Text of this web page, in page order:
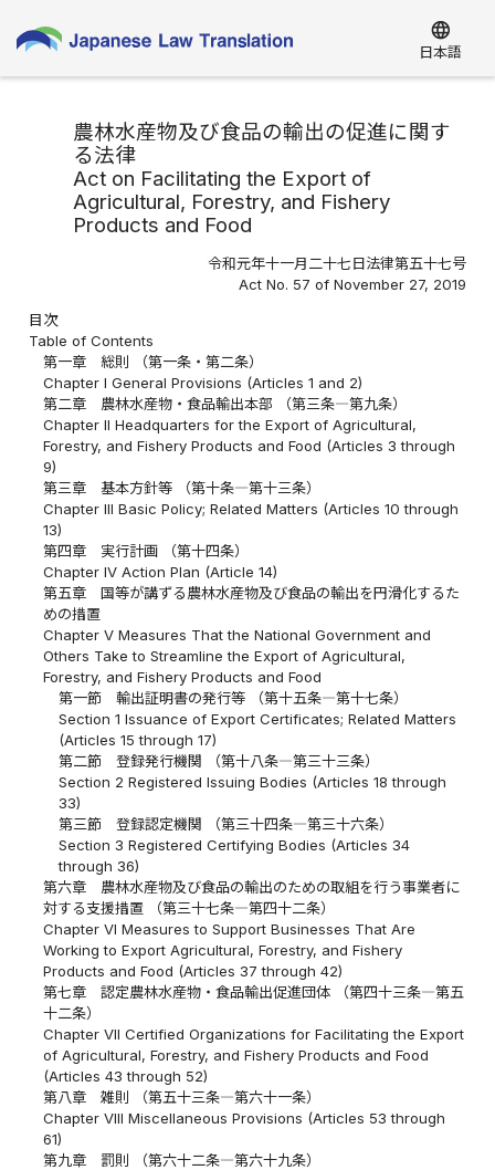
language
日本語
農林水産物及び食品の輸出の促進に関す
る法律
Act on Facilitating the Export of
Agricultural, Forestry, and Fishery
Products and Food
令和元年十一月二十七日法律第五十七号
Act No. 57 of November 27, 2019
目次
Table of Contents
第一章 総則 （第一条・第二条）
Chapter I General Provisions (Articles 1 and 2)
第二章 農林水産物・食品輸出本部 （第三条―第九条）
Chapter II Headquarters for the Export of Agricultural,
Forestry, and Fishery Products and Food (Articles 3 through
9)
第三章 基本方針等 （第十条―第十三条）
Chapter III Basic Policy; Related Matters (Articles 10 through
13)
第四章 実行計画 （第十四条）
Chapter IV Action Plan (Article 14)
第五章 国等が講ずる農林水産物及び食品の輸出を円滑化するた
めの措置
Chapter V Measures That the National Government and
Others Take to Streamline the Export of Agricultural,
Forestry, and Fishery Products and Food
第一節 輸出証明書の発行等 （第十五条―第十七条）
Section 1 Issuance of Export Certificates; Related Matters
(Articles 15 through 17)
第二節 登録発行機関 （第十八条―第三十三条）
Section 2 Registered Issuing Bodies (Articles 18 through
33)
第三節 登録認定機関 （第三十四条―第三十六条）
Section 3 Registered Certifying Bodies (Articles 34
through 36)
第六章 農林水産物及び食品の輸出のための取組を行う事業者に
対する支援措置 （第三十七条―第四十二条）
Chapter VI Measures to Support Businesses That Are
Working to Export Agricultural, Forestry, and Fishery
Products and Food (Articles 37 through 42)
第七章 認定農林水産物・食品輸出促進団体 （第四十三条―第五
十二条）
Chapter VII Certified Organizations for Facilitating the Export
of Agricultural, Forestry, and Fishery Products and Food
(Articles 43 through 52)
第八章 雑則 （第五十三条―第六十一条）
Chapter VIII Miscellaneous Provisions (Articles 53 through
61)
第九章 罰則 （第六十二条―第六十九条）